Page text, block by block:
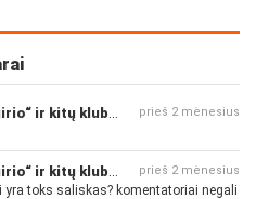
prieš 2 mėnesius
prieš 2 mėnesius
toks saliskas? komentatoriai negali